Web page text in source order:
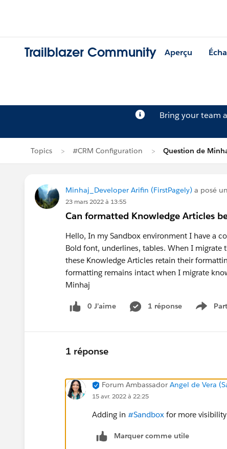
Trailblazer Community Aperçu
Bring your team
Topics #CRM Configuration Question de
Minhaj_Developer Arifin (FirstPagely) a posé
23 mars 2022 à 13:55
Can formatted Knowledge Articles
Hello, In my Sandbox environment I have a
Bold font, underlines, tables. When I
these Knowledge Articles retain their
formatting remains intact when I migrate
Minhaj
0 J’aime 1 réponse
Show
1 réponse
Forum Ambassador Angel de Vera
15 avr. 2022 à 22:25
Adding in #Sandbox for more
Marquer comme utile